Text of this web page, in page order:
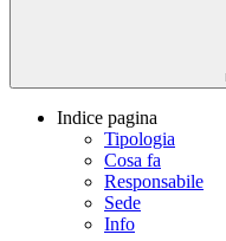
Indice pagina
Tipologia
Cosa fa
Responsabile
Sede
Info